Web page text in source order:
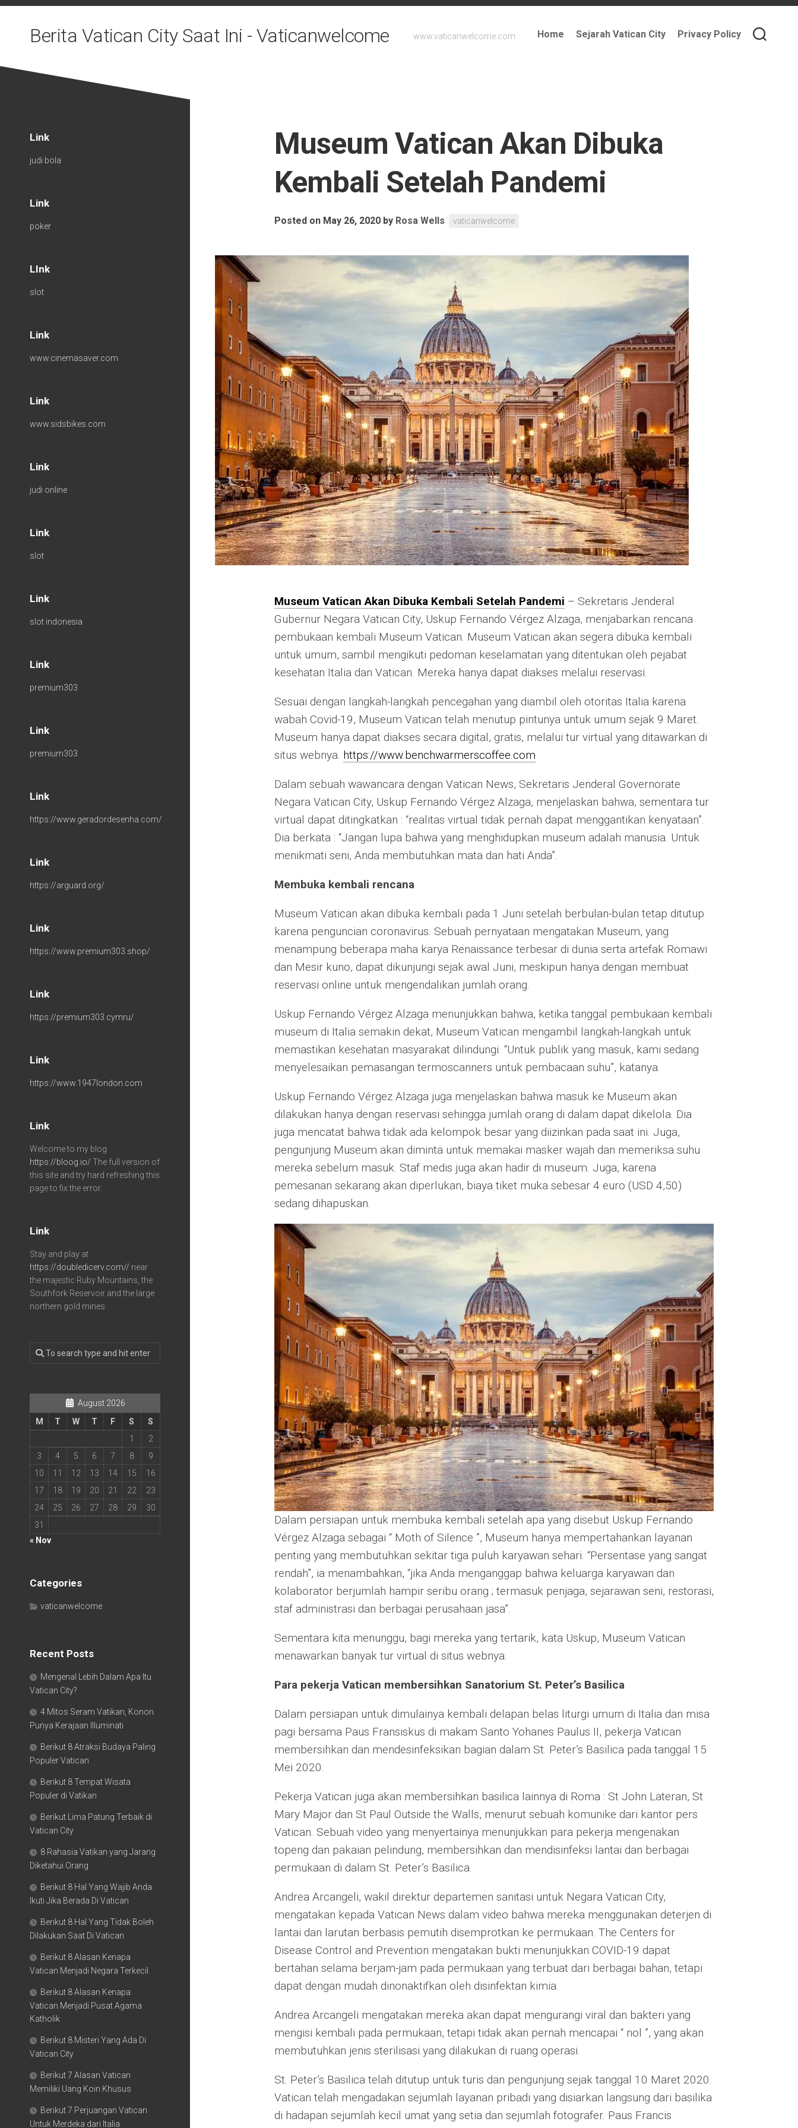
Skip
Berita Vatican City Saat Ini - Vaticanwelcome www.vaticanwelcome.com Home Sejarah Vatican City Privacy Policy
Museum Vatican Akan Dibuka
Kembali Setelah Pandemi
Posted on May 26, 2020 by Rosa Wells vaticanwelcome
Museum Vatican Akan Dibuka Kembali Setelah Pandemi – Sekretaris Jenderal
Gubernur Negara Vatican City, Uskup Fernando Vérgez Alzaga, menjabarkan rencana
pembukaan kembali Museum Vatican. Museum Vatican akan segera dibuka kembali
untuk umum, sambil mengikuti pedoman keselamatan yang ditentukan oleh pejabat
kesehatan Italia dan Vatican. Mereka hanya dapat diakses melalui reservasi.
Sesuai dengan langkah-langkah pencegahan yang diambil oleh otoritas Italia karena
wabah Covid-19, Museum Vatican telah menutup pintunya untuk umum sejak 9 Maret.
Museum hanya dapat diakses secara digital, gratis, melalui tur virtual yang ditawarkan di
situs webnya. https://www.benchwarmerscoffee.com
Dalam sebuah wawancara dengan Vatican News, Sekretaris Jenderal Governorate
Negara Vatican City, Uskup Fernando Vérgez Alzaga, menjelaskan bahwa, sementara tur
virtual dapat ditingkatkan : “realitas virtual tidak pernah dapat menggantikan kenyataan”.
Dia berkata : “Jangan lupa bahwa yang menghidupkan museum adalah manusia. Untuk
menikmati seni, Anda membutuhkan mata dan hati Anda”.
Membuka kembali rencana
Museum Vatican akan dibuka kembali pada 1 Juni setelah berbulan-bulan tetap ditutup
karena penguncian coronavirus. Sebuah pernyataan mengatakan Museum, yang
menampung beberapa maha karya Renaissance terbesar di dunia serta artefak Romawi
dan Mesir kuno, dapat dikunjungi sejak awal Juni, meskipun hanya dengan membuat
reservasi online untuk mengendalikan jumlah orang.
Uskup Fernando Vérgez Alzaga menunjukkan bahwa, ketika tanggal pembukaan kembali
museum di Italia semakin dekat, Museum Vatican mengambil langkah-langkah untuk
memastikan kesehatan masyarakat dilindungi. “Untuk publik yang masuk, kami sedang
menyelesaikan pemasangan termoscanners untuk pembacaan suhu”, katanya.
Uskup Fernando Vérgez Alzaga juga menjelaskan bahwa masuk ke Museum akan
dilakukan hanya dengan reservasi sehingga jumlah orang di dalam dapat dikelola. Dia
juga mencatat bahwa tidak ada kelompok besar yang diizinkan pada saat ini. Juga,
pengunjung Museum akan diminta untuk memakai masker wajah dan memeriksa suhu
mereka sebelum masuk. Staf medis juga akan hadir di museum. Juga, karena
pemesanan sekarang akan diperlukan, biaya tiket muka sebesar 4 euro (USD 4,50)
sedang dihapuskan.
Dalam persiapan untuk membuka kembali setelah apa yang disebut Uskup Fernando
Vérgez Alzaga sebagai “ Moth of Silence ”, Museum hanya mempertahankan layanan
penting yang membutuhkan sekitar tiga puluh karyawan sehari. “Persentase yang sangat
rendah”, ia menambahkan, “jika Anda menganggap bahwa keluarga karyawan dan
kolaborator berjumlah hampir seribu orang ; termasuk penjaga, sejarawan seni, restorasi,
staf administrasi dan berbagai perusahaan jasa”.
Sementara kita menunggu, bagi mereka yang tertarik, kata Uskup, Museum Vatican
menawarkan banyak tur virtual di situs webnya.
Para pekerja Vatican membersihkan Sanatorium St. Peter’s Basilica
Dalam persiapan untuk dimulainya kembali delapan belas liturgi umum di Italia dan misa
pagi bersama Paus Fransiskus di makam Santo Yohanes Paulus II, pekerja Vatican
membersihkan dan mendesinfeksikan bagian dalam St. Peter’s Basilica pada tanggal 15
Mei 2020.
Pekerja Vatican juga akan membersihkan basilica lainnya di Roma : St John Lateran, St
Mary Major dan St Paul Outside the Walls, menurut sebuah komunike dari kantor pers
Vatican. Sebuah video yang menyertainya menunjukkan para pekerja mengenakan
topeng dan pakaian pelindung, membersihkan dan mendisinfeksi lantai dan berbagai
permukaan di dalam St. Peter’s Basilica.
Andrea Arcangeli, wakil direktur departemen sanitasi untuk Negara Vatican City,
mengatakan kepada Vatican News dalam video bahwa mereka menggunakan deterjen di
lantai dan larutan berbasis pemutih disemprotkan ke permukaan. The Centers for
Disease Control and Prevention mengatakan bukti menunjukkan COVID-19 dapat
bertahan selama berjam-jam pada permukaan yang terbuat dari berbagai bahan, tetapi
dapat dengan mudah dinonaktifkan oleh disinfektan kimia.
Andrea Arcangeli mengatakan mereka akan dapat mengurangi viral dan bakteri yang
mengisi kembali pada permukaan, tetapi tidak akan pernah mencapai “ nol ”, yang akan
membutuhkan jenis sterilisasi yang dilakukan di ruang operasi.
St. Peter’s Basilica telah ditutup untuk turis dan pengunjung sejak tanggal 10 Maret 2020.
Vatican telah mengadakan sejumlah layanan pribadi yang disiarkan langsung dari basilika
di hadapan sejumlah kecil umat yang setia dan sejumlah fotografer. Paus Francis
Link
judi bola
Link
poker
LInk
slot
Link
www.cinemasaver.com
Link
www.sidsbikes.com
Link
judi online
Link
slot
Link
slot indonesia
Link
premium303
Link
premium303
Link
https://www.geradordesenha.com/
Link
https://arguard.org/
Link
https://www.premium303.shop/
Link
https://premium303.cymru/
Link
https://www.1947london.com
Link
Welcome to my blog
https://bloog.io/ The full version of
this site and try hard refreshing this
page to fix the error.
Link
Stay and play at
https://doubledicerv.com// near
the majestic Ruby Mountains, the
Southfork Reservoir and the large
northern gold mines
August 2026
M
T W T F S
S
1
2
3
4 5 6 7 8
9
10
11 12 13 14 15
16
17
18 19 20 21 22
23
24
25 26 27 28 29
30
31
« Nov
Categories
vaticanwelcome
Recent Posts
Mengenal Lebih Dalam Apa Itu
Vatican City?
4 Mitos Seram Vatikan, Konon
Punya Kerajaan Illuminati
Berikut 8 Atraksi Budaya Paling
Populer Vatican
Berikut 8 Tempat Wisata
Populer di Vatikan
Berikut Lima Patung Terbaik di
Vatican City
8 Rahasia Vatikan yang Jarang
Diketahui Orang
Berikut 8 Hal Yang Wajib Anda
Ikuti Jika Berada Di Vatican
Berikut 8 Hal Yang Tidak Boleh
Dilakukan Saat Di Vatican
Berikut 8 Alasan Kenapa
Vatican Menjadi Negara Terkecil
Berikut 8 Alasan Kenapa
Vatican Menjadi Pusat Agama
Katholik
Berikut 8 Misteri Yang Ada Di
Vatican City
Berikut 7 Alasan Vatican
Memiliki Uang Koin Khusus
Berikut 7 Perjuangan Vatican
Untuk Merdeka dari Italia